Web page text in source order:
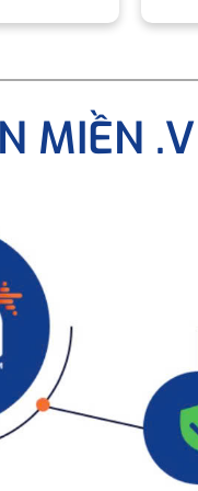
MIỀN